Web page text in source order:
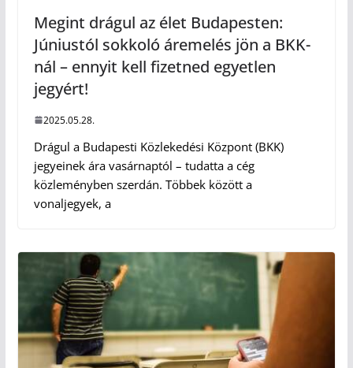
Megint drágul az élet Budapesten:
Júniustól sokkoló áremelés jön a BKK-
nál – ennyit kell fizetned egyetlen
jegyért!
2025.05.28.
Drágul a Budapesti Közlekedési Központ (BKK)
jegyeinek ára vasárnaptól – tudatta a cég
közleményben szerdán. Többek között a
vonaljegyek, a